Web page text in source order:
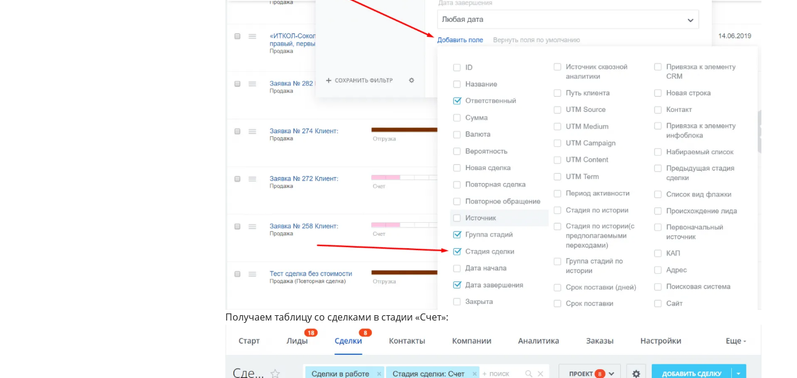
Получаем таблицу со сделками в стадии «Счет»: